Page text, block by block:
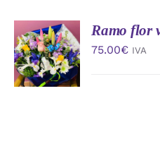
AÑADIR
AL
CARRITO
/
DETALLES
Ramo flor
75.00€ IVA